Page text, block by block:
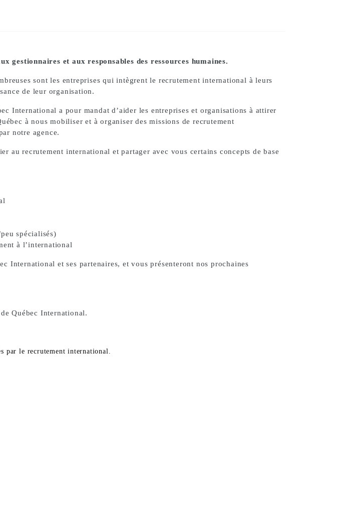
gestionnaires et aux responsables des ressources humaines.
sont les entreprises qui intègrent le recrutement international à leurs
de leur organisation.
International a pour mandat d’aider les entreprises et organisations à attirer
à nous mobiliser et à organiser des missions de recrutement
notre agence.
au recrutement international et partager avec vous certains concepts de base
spécialisés)
à l’international
International et ses partenaires, et vous présenteront nos prochaines
Québec International.
par le recrutement international.